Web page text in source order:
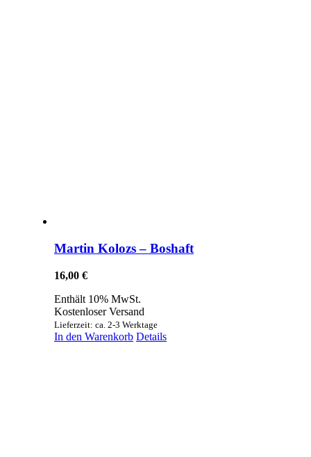
Martin Kolozs – Boshaft
16,00 €
Enthält 10% MwSt.
Kostenloser Versand
Lieferzeit: ca. 2-3 Werktage
In den Warenkorb Details